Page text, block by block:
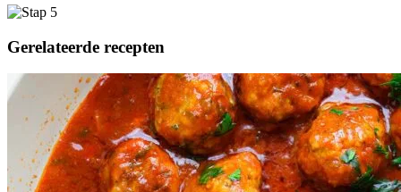
Gerelateerde recepten